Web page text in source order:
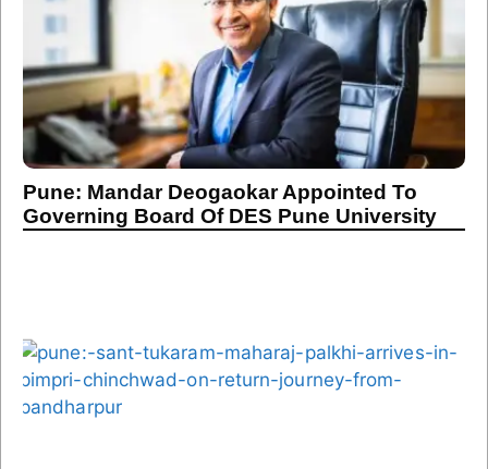
Pune: Mandar Deogaokar Appointed To
Governing Board Of DES Pune University